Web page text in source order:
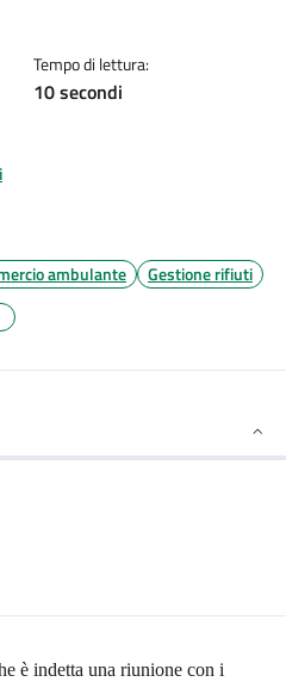
Tempo di lettura:
10 secondi
ambulante
Gestione rifiuti
è indetta una riunione con i